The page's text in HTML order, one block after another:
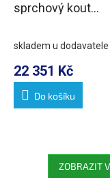
sprchový kout
varianta, čiré sklo
skladem u dodavatele
22 351 Kč
Do košíku
ZOBRAZIT